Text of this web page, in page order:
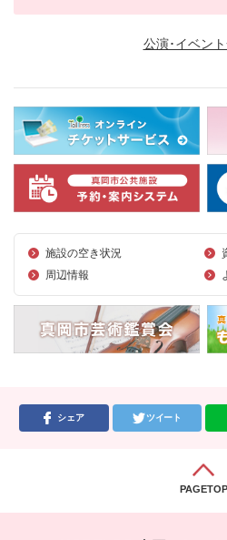
公演･イベン
施設の空き状況
周辺情報
シェア ツイート
PAGETOP